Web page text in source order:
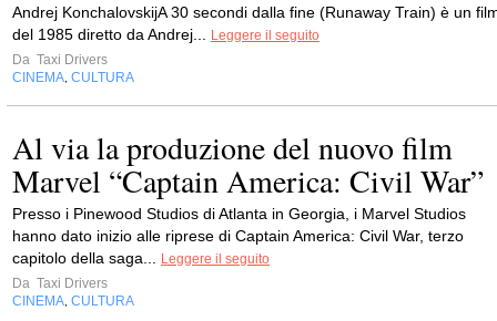
Andrej KonchalovskijA 30 secondi dalla fine (Runaway Train) è un
del 1985 diretto da Andrej...
Leggere il seguito
Da Taxi Drivers
CINEMA CULTURA
Al via la produzione del nuovo film
Marvel “Captain America: Civil War”
Presso i Pinewood Studios di Atlanta in Georgia, i Marvel Studios
hanno dato inizio alle riprese di Captain America: Civil War, terzo
capitolo della saga...
Leggere il seguito
Da Taxi Drivers
CINEMA CULTURA